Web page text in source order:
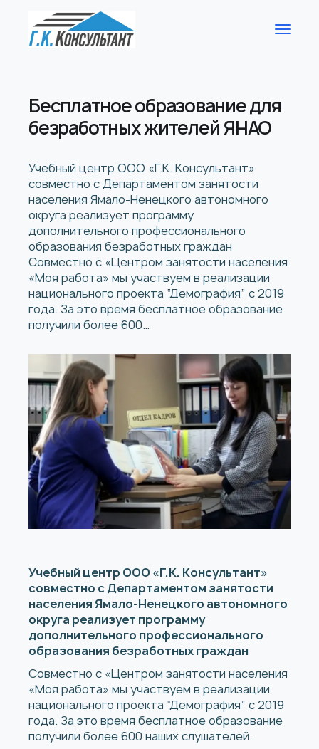
Бесплатное образование для
безработных жителей ЯНАО
Учебный центр ООО «Г.К. Консультант»
совместно с Департаментом занятости
населения Ямало-Ненецкого автономного
округа реализует программу
дополнительного профессионального
образования безработных граждан
Совместно с «Центром занятости населения
«Моя работа» мы участвуем в реализации
национального проекта “Демография” с 2019
года. За это время бесплатное образование
получили более 600…
Учебный центр ООО «Г.К. Консультант»
совместно с Департаментом занятости
населения Ямало-Ненецкого автономного
округа реализует программу
дополнительного профессионального
образования безработных граждан
Совместно с «Центром занятости населения
«Моя работа» мы участвуем в реализации
национального проекта “Демография” с 2019
года. За это время бесплатное образование
получили более 600 наших слушателей.